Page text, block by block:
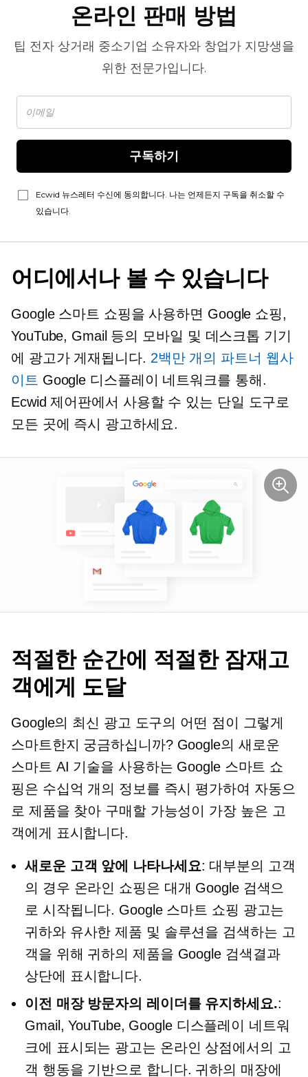
온라인 판매 방법
팁 전자 상거래 중소기업 소유자와 창업가 지망생을
위한 전문가입니다.
구독하기
Ecwid 뉴스레터 수신에 동의합니다. 나는 언제든지 구독을 취소할 수
있습니다.
어디에서나 볼 수 있습니다
Google 스마트 쇼핑을 사용하면 Google 쇼핑,
YouTube, Gmail 등의 모바일 및 데스크톱 기기
에 광고가 게재됩니다. 2백만 개의 파트너 웹사
이트 Google 디스플레이 네트워크를 통해.
Ecwid 제어판에서 사용할 수 있는 단일 도구로
모든 곳에 즉시 광고하세요.
적절한 순간에 적절한 잠재고
객에게 도달
Google의 최신 광고 도구의 어떤 점이 그렇게
스마트한지 궁금하십니까? Google의 새로운
스마트 AI 기술을 사용하는 Google 스마트 쇼
핑은 수십억 개의 정보를 즉시 평가하여 자동으
로 제품을 찾아 구매할 가능성이 가장 높은 고
객에게 표시합니다.
새로운 고객 앞에 나타나세요: 대부분의 고객
의 경우 온라인 쇼핑은 대개 Google 검색으
로 시작됩니다. Google 스마트 쇼핑 광고는
귀하와 유사한 제품 및 솔루션을 검색하는 고
객을 위해 귀하의 제품을 Google 검색결과
상단에 표시합니다.
이전 매장 방문자의 레이더를 유지하세요.:
Gmail, YouTube, Google 디스플레이 네트워
크에 표시되는 광고는 온라인 상점에서의 고
객 행동을 기반으로 합니다. 귀하의 매장에